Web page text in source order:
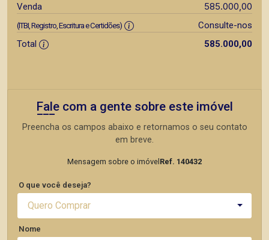
Venda 585.000,00
(ITBI, Registro, Escritura e Certidões)
Consulte-nos
Total
585.000,00
Fale com a gente sobre este imóvel
Preencha os campos abaixo e retornamos o seu contato
em breve.
Mensagem sobre o imóvel Ref. 140432
O que você deseja?
Quero Comprar
Nome